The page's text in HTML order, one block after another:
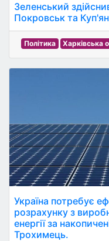
Зеленський
Покровськ та
Політика Харківська
Україна потребує
розрахунку з
енергії за
Трохимець.